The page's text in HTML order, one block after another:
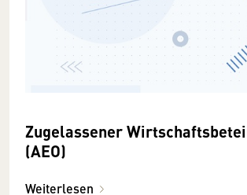
Zugelassener
(AEO)
Weiterlesen